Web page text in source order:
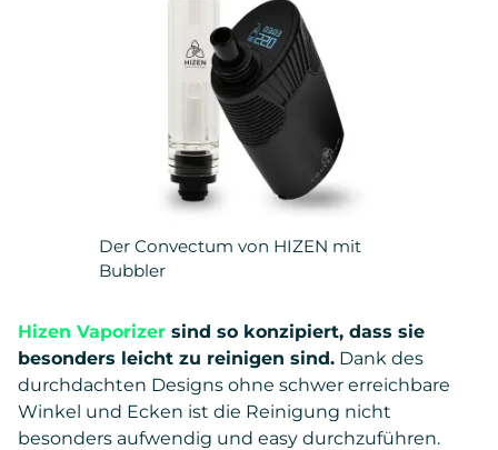
Der Convectum von HIZEN mit
Bubbler
Hizen Vaporizer sind so konzipiert, dass sie
besonders leicht zu reinigen sind. Dank des
durchdachten Designs ohne schwer erreichbare
Winkel und Ecken ist die Reinigung nicht
besonders aufwendig und easy durchzuführen.